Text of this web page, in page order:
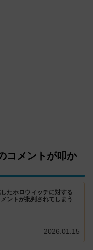
コメントが叩か
したホロウィッチに対する
ントが批判されてしまう
2026.01.15